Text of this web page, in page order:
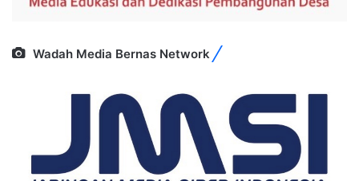
Wadah Media Bernas Network